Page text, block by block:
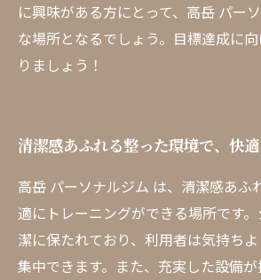
に興味がある方にとって、高岳 パー
な場所となるでしょう。目標達成に
りましょう！
清潔感あふれる整った環境で、快
高岳 パーソナルジム は、清潔感あふ
適にトレーニングができる場所です
潔に保たれており、利用者は気持ち
集中できます。また、充実した設備が